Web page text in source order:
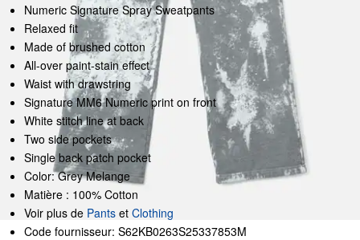
Numeric Signature Spray Sweatpants
Relaxed fit
Made of brushed cotton
All-over paint-stain effect
Waist with drawstring
Signature MM6 Numeric print on front
White stitch line at back
Two side pockets
Single back patch pocket
Color: Grey Melange
Matière : 100% Cotton
Voir plus de Pants et Clothing
Code fournisseur: S62KB0263S25337853M